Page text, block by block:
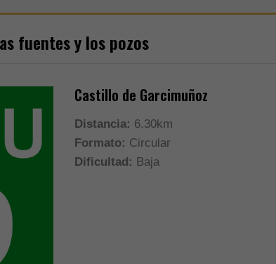
fuentes y los pozos
Castillo de Garcimuñoz
Distancia: 6.30km
Formato: Circular
Dificultad: Baja